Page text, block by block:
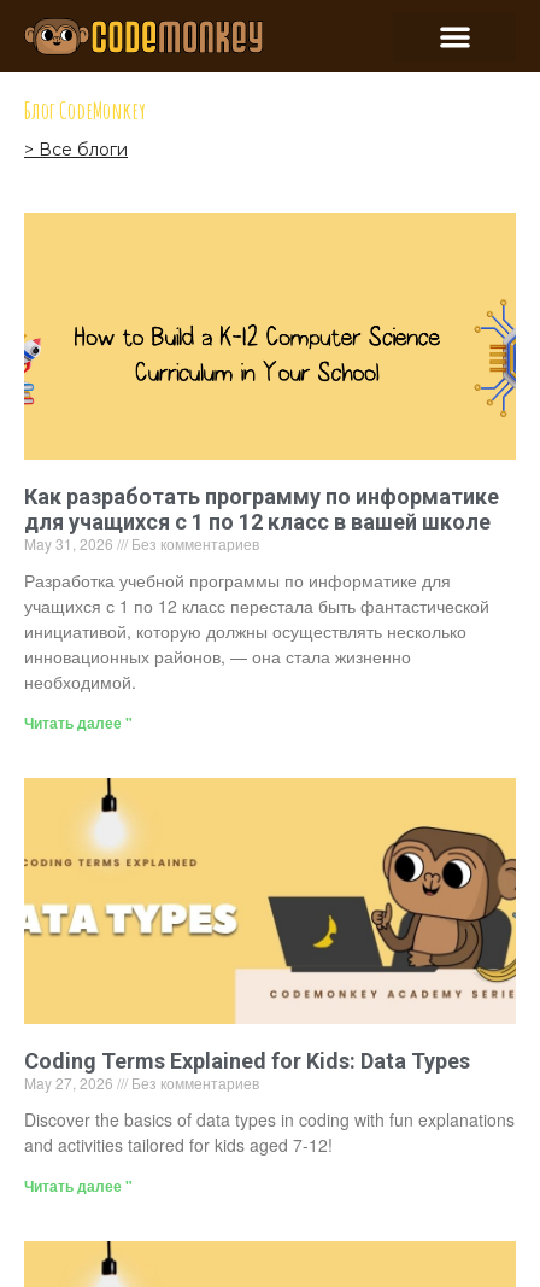
Блог CodeMonkey
> Все блоги
Как разработать программу по информатике
для учащихся с 1 по 12 класс в вашей школе
May 31, 2026 Без комментариев
Разработка учебной программы по информатике для
учащихся с 1 по 12 класс перестала быть фантастической
инициативой, которую должны осуществлять несколько
инновационных районов, — она стала жизненно
необходимой.
Читать далее "
Coding Terms Explained for Kids: Data Types
May 27, 2026 Без комментариев
Discover the basics of data types in coding with fun explanations
and activities tailored for kids aged 7-12!
Читать далее "